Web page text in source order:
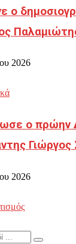
ο
2026
ο πρώην
2026